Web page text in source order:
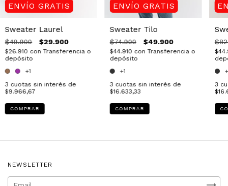
ENVÍO GRATIS
Sweater Laurel
$49.900 $29.900
$26.910 con Transferencia o
depósito
+1
3 cuotas sin interés de
$9.966,67
COMPRAR
ENVÍO GRATIS
Sweater Tilo
$74.900 $49.900
$44.910 con Transferencia o
depósito
+1
3 cuotas sin interés de
$16.633,33
COMPRAR
3
NEWSLETTER